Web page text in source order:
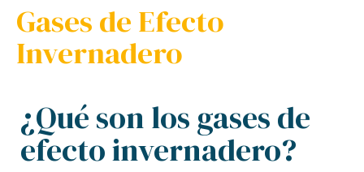
Gases de Efecto
Invernadero
¿Qué son los gases de
efecto invernadero?